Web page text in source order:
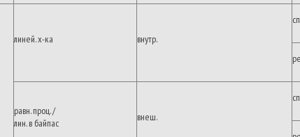
линей. х-ка внутр.
равн. проц. /
лин. в байпас
внеш.